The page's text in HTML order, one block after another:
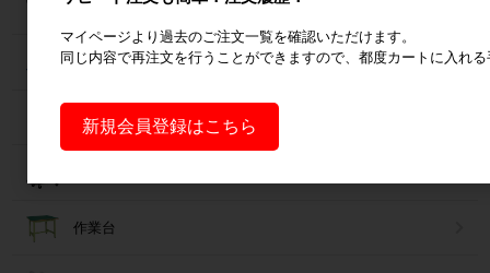
パレット
フォークリフトスロープ
コンベア
作業台
マイページより過去のご注文一覧を確認いただけます。
同じ内容で再注文を行うことができますので、都度カートに入れ
新規会員登録はこちら